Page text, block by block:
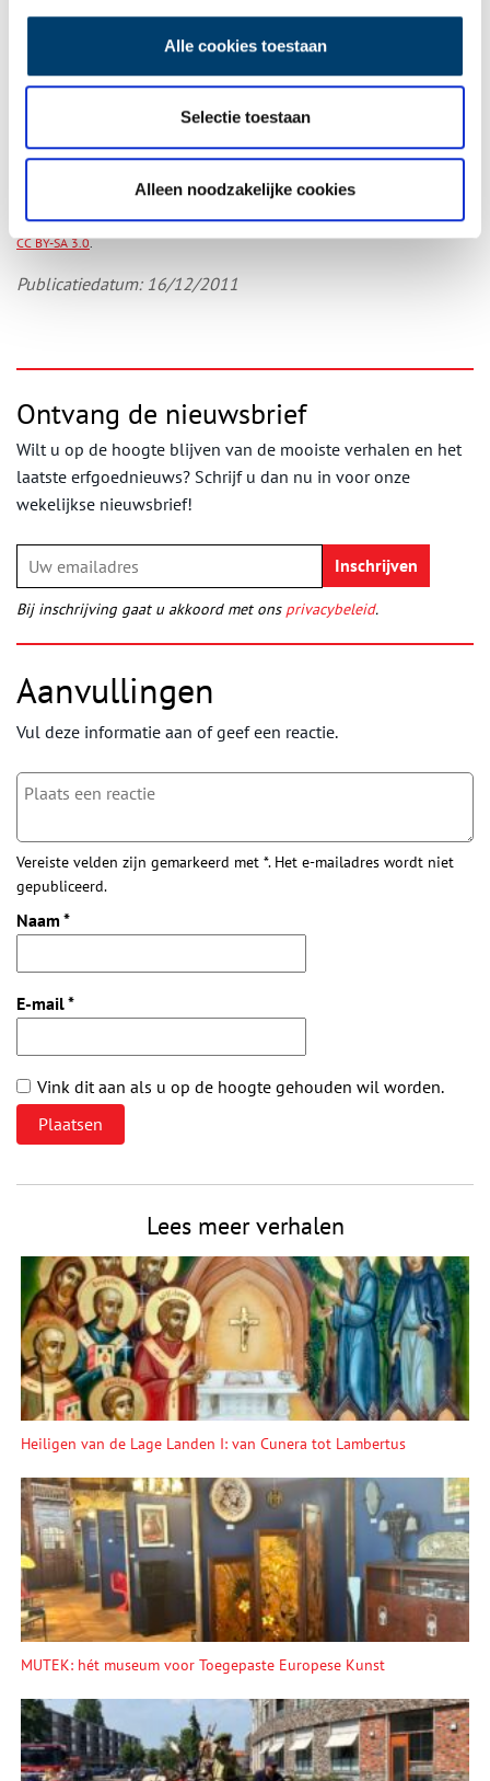
Alle cookies toestaan
Selectie toestaan
Alleen noodzakelijke cookies
Molen De Zwaan, 2011. Beeld viaWikimedia Commons,vervaardiger: Albert kok,
CC BY-SA 3.0.
Publicatiedatum: 16/12/2011
Ontvang de nieuwsbrief
Wilt u op de hoogte blijven van de mooiste verhalen en het
laatste erfgoednieuws? Schrijf u dan nu in voor onze
wekelijkse nieuwsbrief!
Bij inschrijving gaat u akkoord met ons privacybeleid.
Aanvullingen
Vul deze informatie aan of geef een reactie.
Vereiste velden zijn gemarkeerd met *. Het e-mailadres wordt niet
gepubliceerd.
Naam *
E-mail*
Vink dit aan als u op de hoogte gehouden wil worden.
Lees meer verhalen
Heiligen van de Lage Landen I: van Cunera tot Lambertus
MUTEK: hét museum voor Toegepaste Europese Kunst